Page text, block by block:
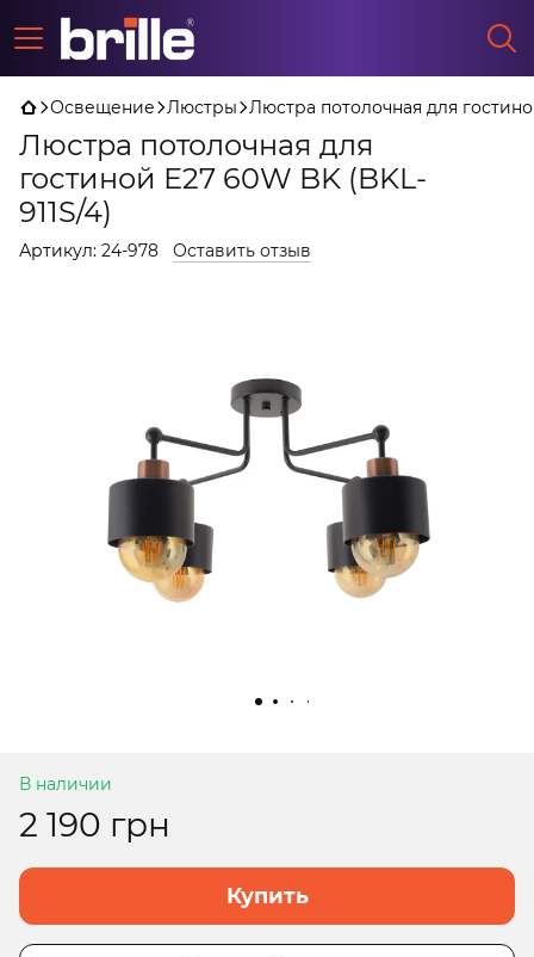
Освещение Люстры Люстра потолочная для
Люстра потолочная для
гостиной Е27 60W BK (BKL-
911S/4)
Артикул: 24-978 Оставить отзыв
В наличии
2 190 грн
Купить